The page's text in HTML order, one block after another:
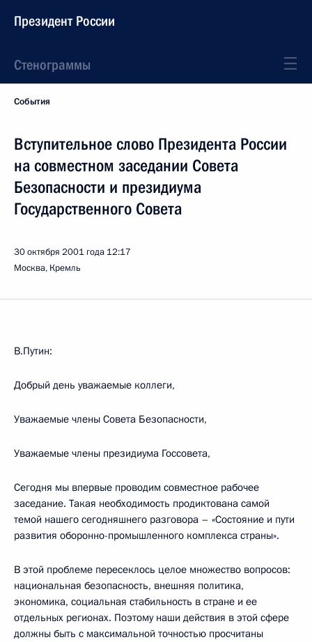
Президент России
Стенограммы
События
Вступительное слово Президента России
на совместном заседании Совета
Безопасности и президиума
Государственного Совета
30 октября 2001 года 12:17
Москва, Кремль
В.Путин:
Добрый день уважаемые коллеги,
Уважаемые члены Совета Безопасности,
Уважаемые члены президиума Госсовета,
Сегодня мы впервые проводим совместное рабочее
заседание. Такая необходимость продиктована самой
темой нашего сегодняшнего разговора – «Состояние и пути
развития оборонно-промышленного комплекса страны».
В этой проблеме пересеклось целое множество вопросов:
национальная безопасность, внешняя политика,
экономика, социальная стабильность в стране и ее
отдельных регионах. Поэтому наши действия в этой сфере
должны быть с максимальной точностью просчитаны